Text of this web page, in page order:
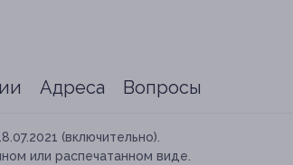
Адреса Вопросы
(включительно).
или распечатанном виде.